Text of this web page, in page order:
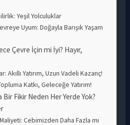
Yeşil Yolculuklar
Uyum: Doğayla Barışık Yaşam
Çevre İçin mi İyi? Hayır,
Akıllı Yatırım, Uzun Vadeli Kazanç!
Katkı, Geleceğe Yatırım!
Fikir Neden Her Yerde Yok?
Maliyeti: Cebimizden Daha Fazla mı